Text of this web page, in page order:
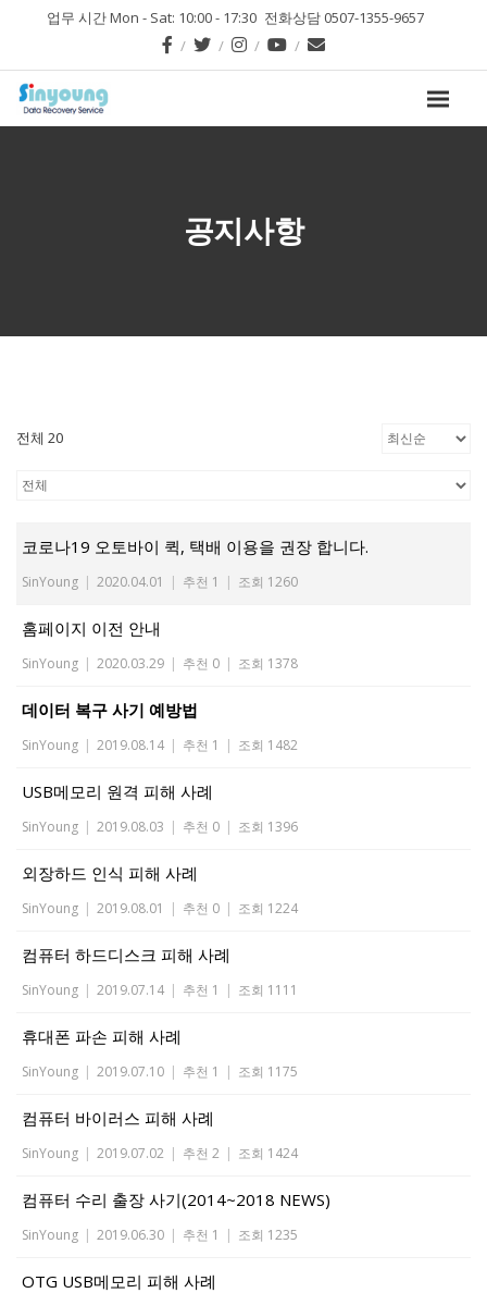
업무 시간 Mon - Sat: 10:00 - 17:30 전화상담 0507-1355-9657
공지사항
전체 20
코로나19 오토바이 퀵, 택배 이용을 권장 합니다.
SinYoung | 2020.04.01 | 추천 1 | 조회 1260
홈페이지 이전 안내
SinYoung | 2020.03.29 | 추천 0 | 조회 1378
데이터 복구 사기 예방법
SinYoung | 2019.08.14 | 추천 1 | 조회 1482
USB메모리 원격 피해 사례
SinYoung | 2019.08.03 | 추천 0 | 조회 1396
외장하드 인식 피해 사례
SinYoung | 2019.08.01 | 추천 0 | 조회 1224
컴퓨터 하드디스크 피해 사례
SinYoung | 2019.07.14 | 추천 1 | 조회 1111
휴대폰 파손 피해 사례
SinYoung | 2019.07.10 | 추천 1 | 조회 1175
컴퓨터 바이러스 피해 사례
SinYoung | 2019.07.02 | 추천 2 | 조회 1424
컴퓨터 수리 출장 사기(2014~2018 NEWS)
SinYoung | 2019.06.30 | 추천 1 | 조회 1235
OTG USB메모리 피해 사례